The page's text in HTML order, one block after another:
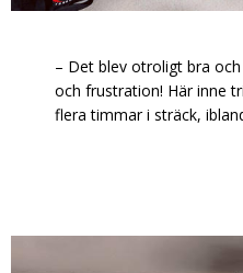
– Det blev otroligt bra
och frustration! Här inne
flera timmar i sträck,